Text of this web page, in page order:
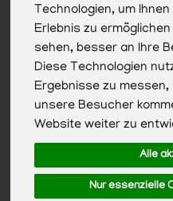
Technologien, um
Erlebnis zu
sehen, besser an Ihre
Diese Technologien
Ergebnisse zu
unsere Besucher
Website weiter zu
Alle
Nur essenzielle